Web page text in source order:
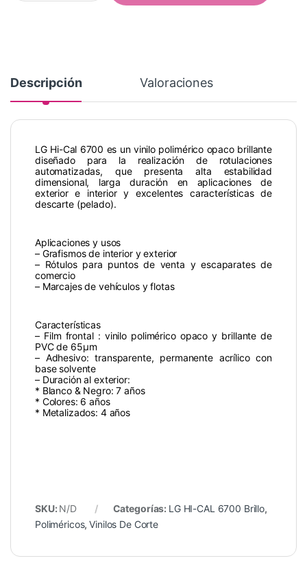
Descripción Valoraciones
LG Hi-Cal 6700 es un vinilo polimérico opaco brillante
diseñado para la realización de rotulaciones
automatizadas, que presenta alta estabilidad
dimensional, larga duraciόn en aplicaciones de
exterior e interior y excelentes características de
descarte (pelado).
Aplicaciones y usos
– Grafismos de interior y exterior
– Rόtulos para puntos de venta y escaparates de
comercio
– Marcajes de vehículos y flotas
Características
– Film frontal : vinilo polimérico opaco y brillante de
PVC de 65µm
– Adhesivo: transparente, permanente acrílico con
base solvente
– Duraciόn al exterior:
* Blanco & Negro: 7 años
* Colores: 6 años
* Metalizados: 4 años
SKU: N/D Categorías: LG HI-CAL 6700 Brillo,
Poliméricos,Vinilos De Corte